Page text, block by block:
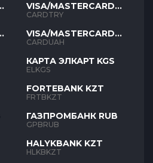
VISA/MASTERCARD
TYR
CARDTRY
VISA/MASTERCARD
UAH
CARDUAH
КАРТА ЭЛКАРТ KGS
ELKGS
FORTEBANK KZT
FRTBKZT
ГАЗПРОМБАНК RUB
GPBRUB
HALYKBANK KZT
HLKBKZT